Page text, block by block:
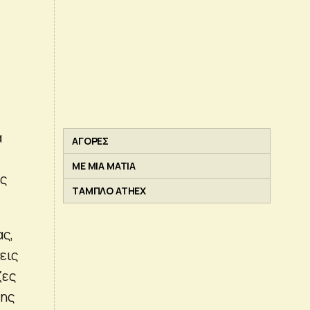
ΑΓΟΡΕΣ
ΜΕ ΜΙΑ ΜΑΤΙΑ
ΤΑΜΠΛΟ ATHEX